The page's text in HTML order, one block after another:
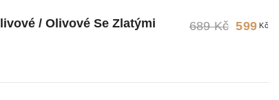
689 Kč 599 Kč
/ Olivové Se Zlatými